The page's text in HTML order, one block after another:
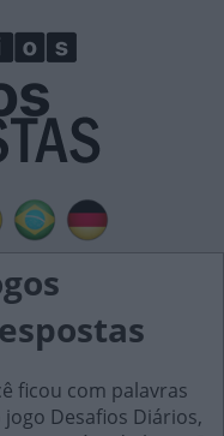
ficou com palavras
Desafios Diários,